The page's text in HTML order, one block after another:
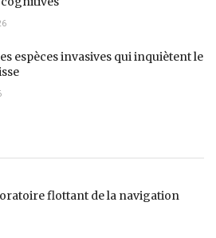
espèces invasives qui inquiètent le
flottant de la navigation